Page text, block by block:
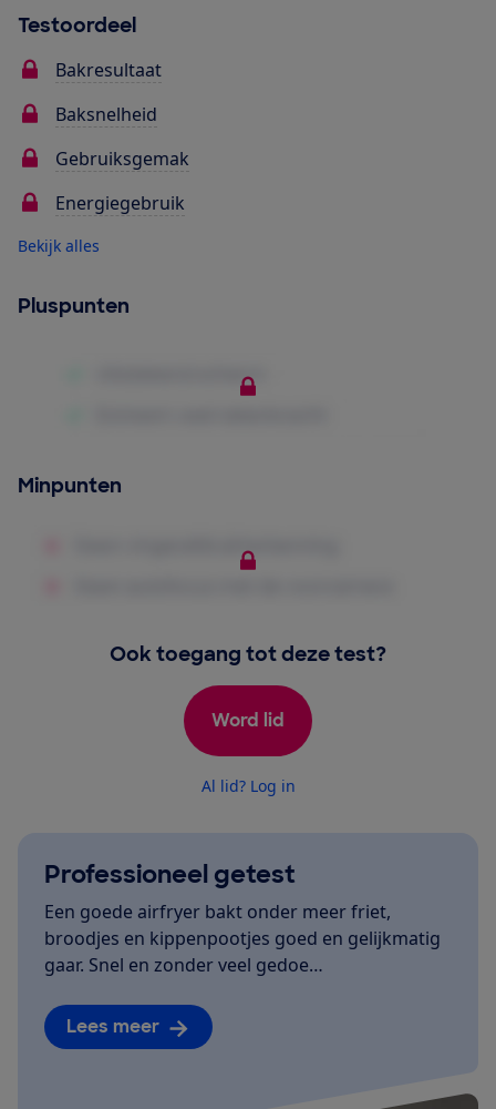
Testoordeel
Bakresultaat
Baksnelheid
Gebruiksgemak
Energiegebruik
Bekijk alles
Pluspunten
Minpunten
Ook toegang tot deze test?
Word lid
Al lid? Log in
Professioneel getest
Een goede airfryer bakt onder meer friet,
broodjes en kippenpootjes goed en gelijkmatig
gaar. Snel en zonder veel gedoe…
Lees meer